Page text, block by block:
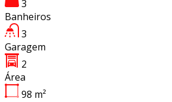
3
Banheiros
3
Garagem
2
Área
98 m²